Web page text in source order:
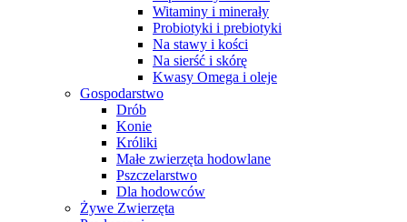
Witaminy i minerały
Probiotyki i prebiotyki
Na stawy i kości
Na sierść i skórę
Kwasy Omega i oleje
Gospodarstwo
Drób
Konie
Króliki
Małe zwierzęta hodowlane
Pszczelarstwo
Dla hodowców
Żywe Zwierzęta